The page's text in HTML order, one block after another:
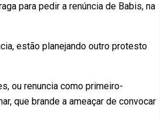
para pedir a renúncia de Babis, na
estão planejando outro protesto
ou renuncia como primeiro-
que brande a ameaçar de convocar